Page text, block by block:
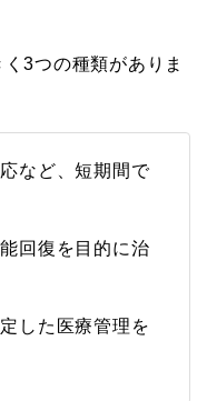
3つの種類がありま
など、短期間で
回復を目的に治
した医療管理を